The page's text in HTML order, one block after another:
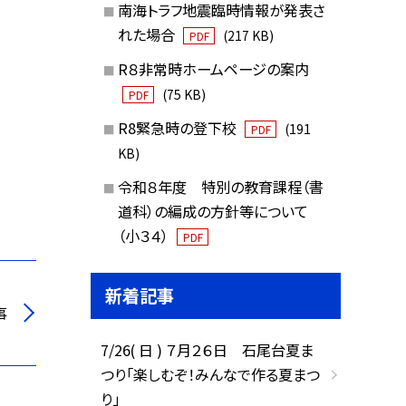
南海トラフ地震臨時情報が発表さ
れた場合
PDF (217 KB)
R８非常時ホームページの案内
PDF (75 KB)
R8緊急時の登下校 PDF
(191
KB)
令和８年度 特別の教育課程（書
道科）の編成の方針等について
（小３４）
PDF
新着記事
7/26( 日 ) ７月２６日 石尾台夏ま
つり「楽しむぞ！みんなで作る夏まつ
り」